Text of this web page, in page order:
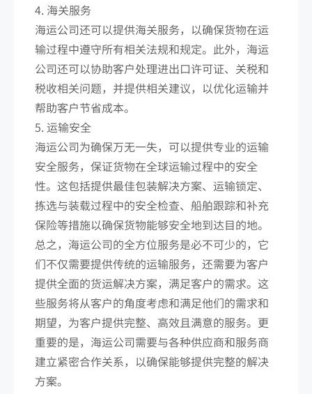
4. 海关服务
海运公司还可以提供海关服务，以确保货物在运
输过程中遵守所有相关法规和规定。此外，海运
公司还可以协助客户处理进出口许可证、关税和
税收相关问题，并提供相关建议，以优化运输并
帮助客户节省成本。
5. 运输安全
海运公司为确保万无一失，可以提供专业的运输
安全服务，保证货物在全球运输过程中的安全
性。这包括提供最佳包装解决方案、运输锁定、
拣选与装载过程中的安全检查、船舶跟踪和补充
保险等措施以确保货物能够安全地到达目的地。
总之，海运公司的全方位服务是必不可少的，它
们不仅需要提供传统的运输服务，还需要为客户
提供全面的货运解决方案，满足客户的需求。这
些服务将从客户的角度考虑和满足他们的需求和
期望，为客户提供完整、高效且满意的服务。更
重要的是，海运公司需要与各种供应商和服务商
建立紧密合作关系，以确保能够提供完整的解决
方案。